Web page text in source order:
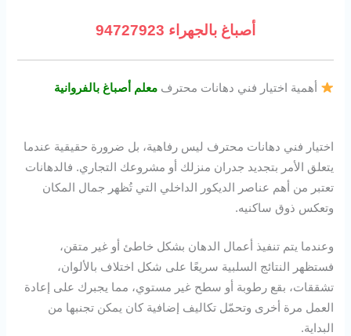
أصباغ بالجهراء 94727923
أهمية اختيار فني دهانات محترفمعلم أصباغ بالفروانية
اختيار فني دهانات محترف ليس رفاهية، بل ضرورة حقيقية عندما
يتعلق الأمر بتجديد جدران منزلك أو مشروعك التجاري. فالدهانات
تعتبر من أهم عناصر الديكور الداخلي التي تُظهر جمال المكان
وتعكس ذوق ساكنيه.
وعندما يتم تنفيذ أعمال الدهان بشكل خاطئ أو غير متقن،
فستظهر النتائج السلبية سريعًا على شكل اختلاف بالألوان،
تشققات، بقع رطوبة أو سطح غير مستوي، مما يجبرك على إعادة
العمل مرة أخرى وتحمّل تكاليف إضافية كان يمكن تجنبها من
البداية.